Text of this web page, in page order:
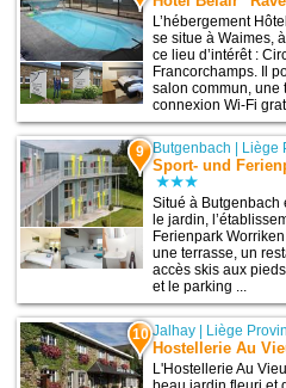
L’hébergement
se situe à Waimes,
ce lieu d’intérêt :
Francorchamps. Il
salon commun, une
connexion Wi-Fi
9 Butgenbach Liège
Sport- und
Situé à Butgenbach
le jardin,
Ferienpark
une terrasse, un
accès skis aux
et le parking ...
10 Jalhay | Liège
Hostellerie Au
L'Hostellerie Au